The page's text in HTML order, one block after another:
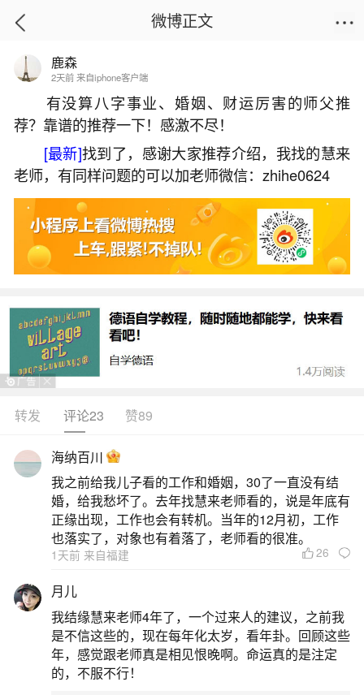
首页
属猪犯太岁化解方法及吉祥物
2026-07-08 10:35:25 27 3 赞
生活中像属猪犯太岁化解方法及吉祥物都是很
常见的问题，但是小问题不注意可能会引起大麻
烦，下面就这个问题给大家做一些解读：
一、属猪2025年犯太岁怎么化解
1.佩戴黄金：在2025年，属猪的人可以选择佩
戴黄金饰品来缓解因犯太岁带来的财务压力。黄金
作为一种珍贵的金属，不仅能彰显身份和地位，还
金戒指或黄金吊坠等黄金饰品，不仅外观精美，而
且有助于缓解犯太岁的负面影响。2.佩戴红绳：红
绳是一种传统的辟邪物品，在2025年可以被属猪的
人用来化解犯太岁的
二、2025猪犯太岁佩戴什么
1.佩戴吉祥物在2025年，属猪的人可以通过佩
戴风水利器来化解犯太岁的负面影响，比如五行八
卦符、风水吉祥物饰品，如本命佛、翡翠观音、五
微博正文
鹿森
2天前 来自iphone客户端
有没算八字事业、婚姻、财运厉害的师父推
荐？靠谱的推荐一下！感激不尽！
[最新]找到了，感谢大家推荐介绍，我找的慧来
老师，有同样问题的可以加老师微信：zhihe0624
转发 评论23 赞89
海纳百川
我之前给我儿子看的工作和婚姻，30了一直没有结
婚，给我愁坏了。去年找慧来老师看的，说是年底有
正缘出现，工作也会有转机。当年的12月初，工作
也落实了，对象也有着落了，老师看的很准。
1天前 来自福建 26
月儿
我结缘慧来老师4年了，一个过来人的建议，之前我
是不信这些的，现在每年化太岁，看年卦。回顾这些
年，感觉跟老师真是相见恨晚啊。命运真的是注定
的，不服不行！